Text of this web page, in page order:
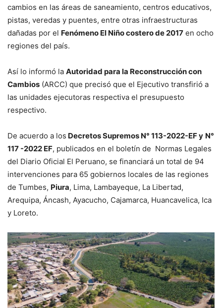
cambios en las áreas de saneamiento, centros educativos,
pistas, veredas y puentes, entre otras infraestructuras
dañadas por el Fenómeno El Niño costero de 2017 en ocho
regiones del país.
Así lo informó la Autoridad para la Reconstrucción con
Cambios (ARCC) que precisó que el Ejecutivo transfirió a
las unidades ejecutoras respectiva el presupuesto
respectivo.
De acuerdo a los Decretos Supremos N° 113-2022-EF y N°
117 -2022 EF, publicados en el boletín de Normas Legales
del Diario Oficial El Peruano, se financiará un total de 94
intervenciones para 65 gobiernos locales de las regiones
de Tumbes, Piura, Lima, Lambayeque, La Libertad,
Arequipa, Áncash, Ayacucho, Cajamarca, Huancavelica, Ica
y Loreto.